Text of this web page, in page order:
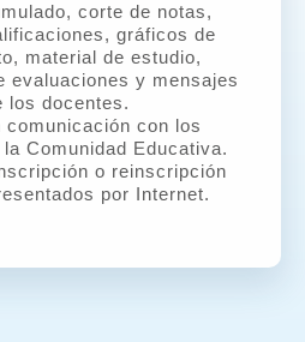
corte de notas,
gráficos de
material de estudio,
evaluaciones y mensajes
los docentes.
comunicación con los
Comunidad Educativa.
o reinscripción
por Internet.